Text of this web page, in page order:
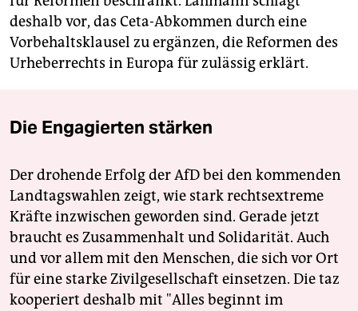
deshalb vor, das Ceta-Abkommen durch eine
Vorbehaltsklausel zu ergänzen, die Reformen des
Urheberrechts in Europa für zulässig erklärt.
Die Engagierten stärken
Der drohende Erfolg der AfD bei den kommenden
Landtagswahlen zeigt, wie stark rechtsextreme
Kräfte inzwischen geworden sind. Gerade jetzt
braucht es Zusammenhalt und Solidarität. Auch
und vor allem mit den Menschen, die sich vor Ort
für eine starke Zivilgesellschaft einsetzen. Die taz
kooperiert deshalb mit "Alles beginnt im